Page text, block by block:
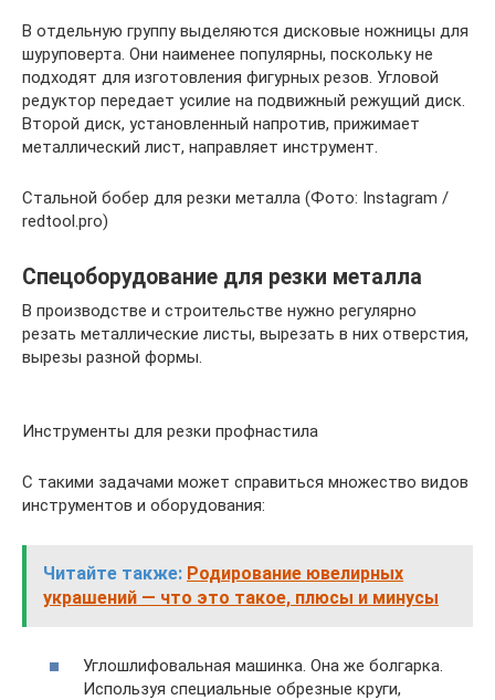
В отдельную группу выделяются дисковые ножницы для
шуруповерта. Они наименее популярны, поскольку не
подходят для изготовления фигурных резов. Угловой
редуктор передает усилие на подвижный режущий диск.
Второй диск, установленный напротив, прижимает
металлический лист, направляет инструмент.
Стальной бобер для резки металла (Фото: Instagram /
redtool.pro)
Спецоборудование для резки металла
В производстве и строительстве нужно регулярно
резать металлические листы, вырезать в них отверстия,
вырезы разной формы.
Инструменты для резки профнастила
С такими задачами может справиться множество видов
инструментов и оборудования:
Читайте также: Родирование ювелирных
украшений — что это такое, плюсы и минусы
Углошлифовальная машинка. Она же болгарка.
Используя специальные обрезные круги,